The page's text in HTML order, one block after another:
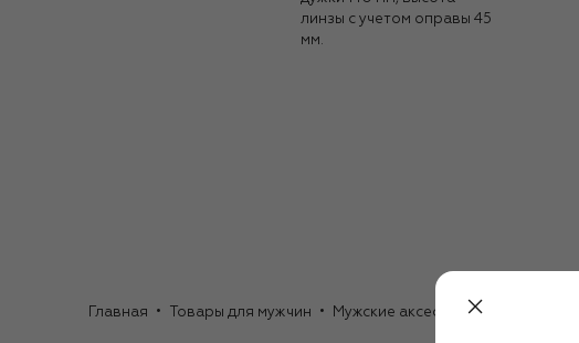
линзы с учетом оправы 45
мм.
Главная Товары для мужчин Мужские аксессуары Мужские